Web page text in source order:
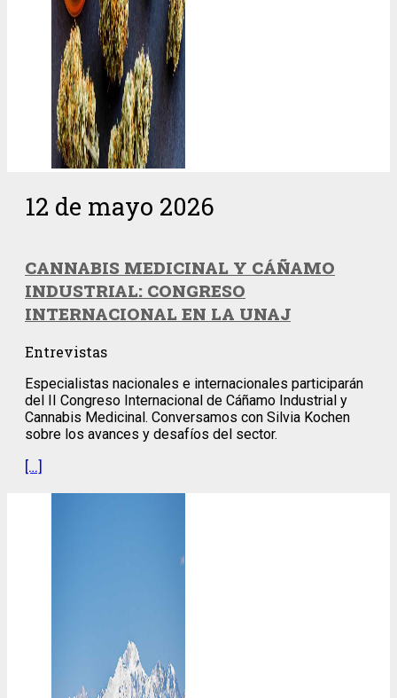
12 de mayo 2026
CANNABIS MEDICINAL Y CÁÑAMO
INDUSTRIAL: CONGRESO
INTERNACIONAL EN LA UNAJ
Entrevistas
Especialistas nacionales e internacionales participarán
del II Congreso Internacional de Cáñamo Industrial y
Cannabis Medicinal. Conversamos con Silvia Kochen
sobre los avances y desafíos del sector.
[…]